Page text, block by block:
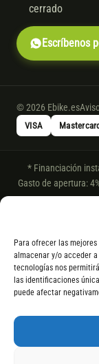
Para ofrecer las
almacenar y/o acceder
tecnologías nos
las identificaciones
puede afectar
cerrado
Escríbenos
© 2026 Ebike.es
VISA Mastercard
* Financiación
Gasto de apertura:
* Los modelos con
servir el producto,
componentes es